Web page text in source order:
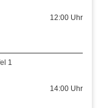
12:00 Uhr
1
14:00 Uhr